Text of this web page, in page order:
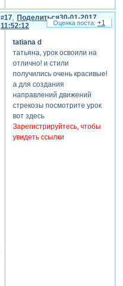
Поделиться
17
30-01-2017
11:52:12
tatiana d
татьяна, урок освоили на
отлично! и стили
получились очень красивые!
а для создания
направлений движений
стрекозы посмотрите урок
вот здесь
Зарегистрируйтесь, чтобы
увидеть ссылки
+1